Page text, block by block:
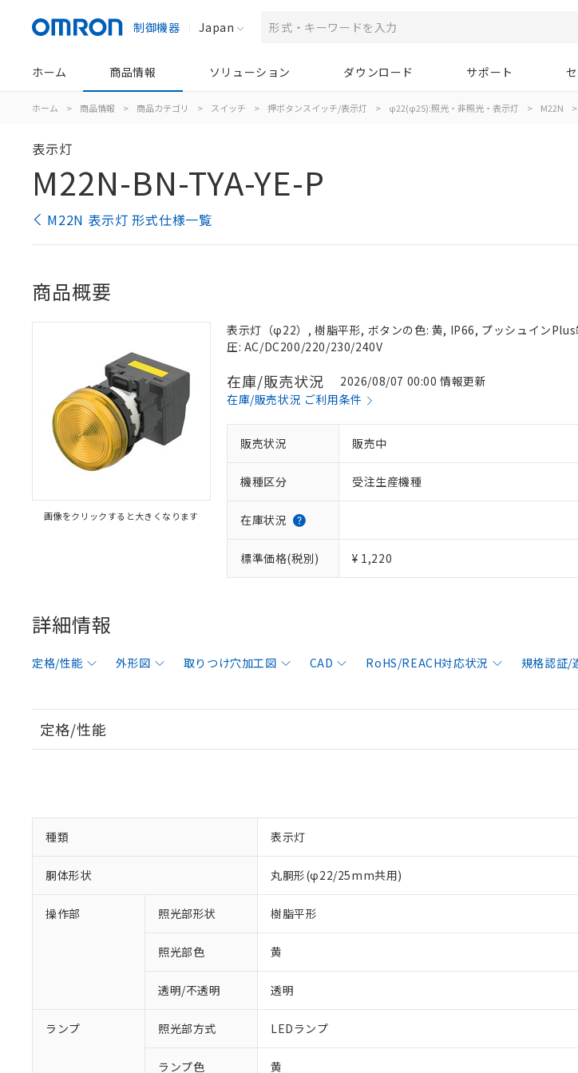
制御機器 Japan
ホーム 商品情報 ソリューション ダウンロード サポート
ホーム > 商品情報 > 商品カテゴリ > スイッチ > 押ボタンスイッチ/表示灯 > φ22(φ25):照光・非照光・表示灯 > M22N >
表示灯
M22N-BN-TYA-YE-P
M22N 表示灯 形式仕様一覧
商品概要
画像をクリックすると大きくなります
表示灯（φ22）, 樹脂平形, ボタンの色: 黄, IP66, プッシュイン
圧: AC/DC200/220/230/240V
在庫/販売状況
2026/08/07 00:00 情報更新
在庫/販売状況 ご利用条件
販売状況 販売中
機種区分 受注生産機種
在庫状況
標準価格(税別) ¥ 1,220
詳細情報
定格/性能 外形図 取りつけ穴加工図 CAD RoHS/REACH対応状況 規格認証/
定格/性能
種類 表示灯
胴体形状 丸胴形(φ22/25mm共用)
操作部 照光部形状 樹脂平形
照光部色 黄
透明/不透明 透明
ランプ 照光部方式 LEDランプ
ランプ色 黄
※1 対応状況